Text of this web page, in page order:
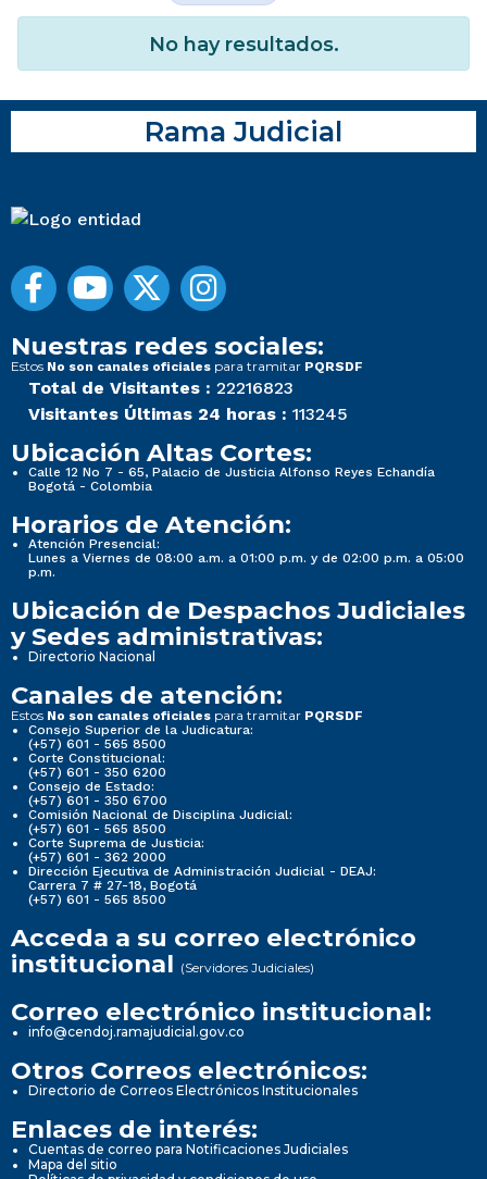
No hay resultados.
Rama Judicial
Nuestras redes sociales:
Estos No son canales oficiales para tramitar PQRSDF
Total de Visitantes : 22216823
Visitantes Últimas 24 horas : 113245
Ubicación Altas Cortes:
Calle 12 No 7 - 65, Palacio de Justicia Alfonso Reyes Echandía
Bogotá - Colombia
Horarios de Atención:
Atención Presencial:
Lunes a Viernes de 08:00 a.m. a 01:00 p.m. y de 02:00 p.m. a 05:00
p.m.
Ubicación de Despachos Judiciales
y Sedes administrativas:
Directorio Nacional
Canales de atención:
Estos No son canales oficiales para tramitar PQRSDF
Consejo Superior de la Judicatura:
(+57) 601 - 565 8500
Corte Constitucional:
(+57) 601 - 350 6200
Consejo de Estado:
(+57) 601 - 350 6700
Comisión Nacional de Disciplina Judicial:
(+57) 601 - 565 8500
Corte Suprema de Justicia:
(+57) 601 - 362 2000
Dirección Ejecutiva de Administración Judicial - DEAJ:
Carrera 7 # 27-18, Bogotá
(+57) 601 - 565 8500
Acceda a su correo electrónico
institucional (Servidores Judiciales)
Correo electrónico institucional:
info@cendoj.ramajudicial.gov.co
Otros Correos electrónicos:
Directorio de Correos Electrónicos Institucionales
Enlaces de interés:
Cuentas de correo para Notificaciones Judiciales
Mapa del sitio